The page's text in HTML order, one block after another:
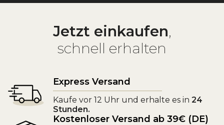
Jetzt einkaufen,
schnell erhalten
Express Versand
Kaufe vor 12 Uhr und erhalte es in 24
Stunden.
Kostenloser Versand ab 39€ (DE)